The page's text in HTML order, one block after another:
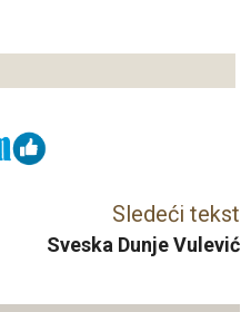
Sledeći tekst
Sveska Dunje Vulević